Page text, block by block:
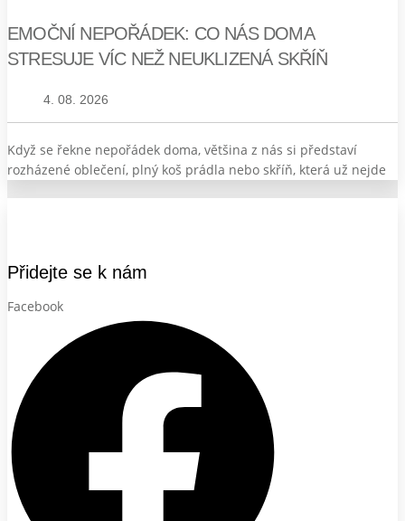
EMOČNÍ NEPOŘÁDEK: CO NÁS DOMA
STRESUJE VÍC NEŽ NEUKLIZENÁ SKŘÍŇ
4. 08. 2026
Když se řekne nepořádek doma, většina z nás si představí
rozházené oblečení, plný koš prádla nebo skříň, která už nejde
Přidejte se k nám
Facebook